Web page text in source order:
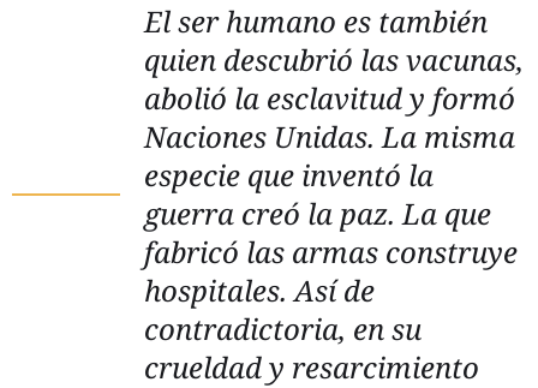
El ser humano es también
quien descubrió las vacunas,
abolió la esclavitud y formó
Naciones Unidas. La misma
especie que inventó la
guerra creó la paz. La que
fabricó las armas construye
hospitales. Así de
contradictoria, en su
crueldad y resarcimiento